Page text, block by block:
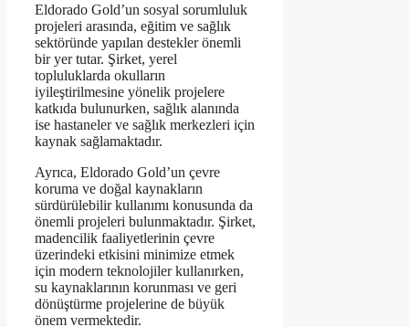
Eldorado Gold’un sosyal sorumluluk
projeleri arasında, eğitim ve sağlık
sektöründe yapılan destekler önemli
bir yer tutar. Şirket, yerel
topluluklarda okulların
iyileştirilmesine yönelik projelere
katkıda bulunurken, sağlık alanında
ise hastaneler ve sağlık merkezleri için
kaynak sağlamaktadır.
Ayrıca, Eldorado Gold’un çevre
koruma ve doğal kaynakların
sürdürülebilir kullanımı konusunda da
önemli projeleri bulunmaktadır. Şirket,
madencilik faaliyetlerinin çevre
üzerindeki etkisini minimize etmek
için modern teknolojiler kullanırken,
su kaynaklarının korunması ve geri
dönüştürme projelerine de büyük
önem vermektedir.